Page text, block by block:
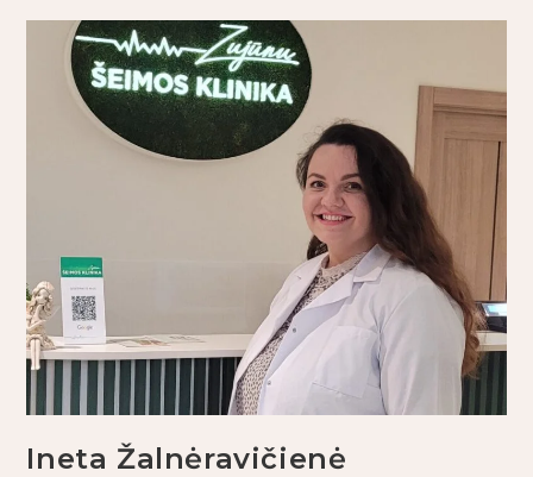
Ineta Žalnėravičienė